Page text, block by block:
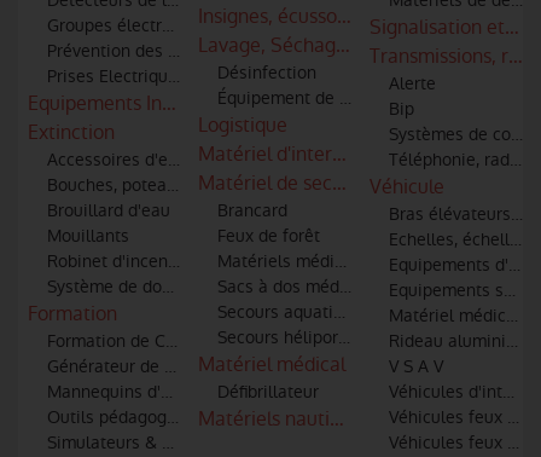
Groupes électrogènes
Prévention des risques électriques
Prises Electriques
Equipements Industriels
Extinction
Accessoires d'extinction (tuyaux, lances, robinets, raccords)
Bouches, poteaux d'incendie et points d'eau
Brouillard d'eau
Mouillants
Robinet d'incendie
Système de dosage additifs
Formation
Formation de Conduite Opérationnelle des véhicules
Générateur de fumée
Mannequins d'entrainement
Outils pédagogiques
Simulateurs & Réalité virtuelle
Insignes, écussons et patronymes
Lavage, Séchage & Entretien
Désinfection
Équipement de nettoyage par ultrasons
Logistique
Matériel d'intervention incendie et
Matériel de secours
Brancard
Feux de forêt
Matériels médical et de secourisme
Sacs à dos médicaux
Secours aquatiques
Secours héliporté et hélitreuillage
Matériel médical
Défibrillateur
Matériels nautiques
Signalisation et
Transmissions,
Alerte
Bip
Systèmes de
Téléphonie, radio-
Véhicule
Bras élévateurs
Echelles, échelles
Equipements
Equipements
Matériel médical
Rideau aluminium
V S A V
Véhicules
Véhicules feux de
Véhicules feux